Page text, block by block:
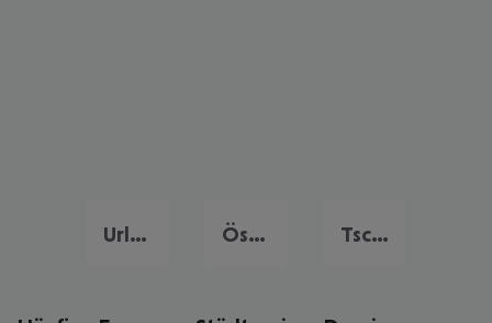
Urlaub Deutschland Österreich Urlaub Tschechien Urlaub